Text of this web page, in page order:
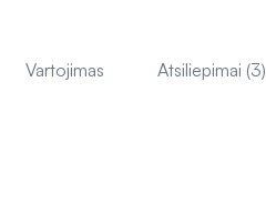
Vartojimas Atsiliepimai (3)